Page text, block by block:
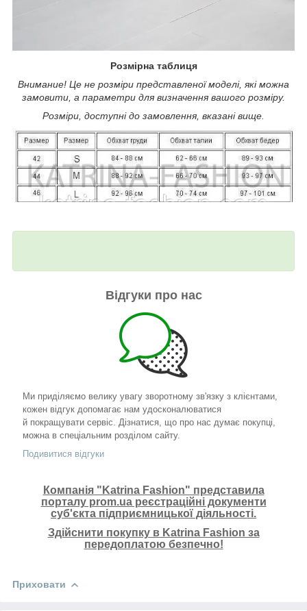
Розмірна таблиця
Внимание! Це не розміри представленої моделі, які можна
замовити, а параметри для визначення вашого розміру.
Розміри, доступні до замовлення, вказані вище.
Відгуки про нас
Ми приділяємо велику увагу зворотному зв'язку з клієнтами,
кожен відгук допомагає нам удосконалюватися
й покращувати сервіс. Дізнатися, що про нас думає покупці,
можна в спеціальним розділом сайту.
Подивитися відгуки
Компанія "Katrina Fashion" представила
порталу prom.ua реєстраційні документи
суб'єкта підприємницької діяльності.
Здійснити покупку в Katrina Fashion за
передоплатою безпечно!
Приховати